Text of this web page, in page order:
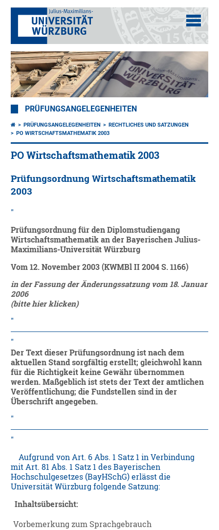
PRÜFUNGSANGELEGENHEITEN
PRÜFUNGSANGELEGENHEITEN
RECHTLICHES UND SATZUNGEN
PO WIRTSCHAFTSMATHEMATIK 2003
PO Wirtschaftsmathematik 2003
Prüfungsordnung Wirtschaftsmathematik
2003
Prüfungsordnung für den Diplomstudiengang
Wirtschaftsmathematik an der Bayerischen Julius-
Maximilians-Universität Würzburg
Vom 12. November 2003 (KWMBl II 2004 S. 1166)
in der Fassung der Änderungssatzung vom 18. Januar
2006
(bitte hier klicken)
Der Text dieser Prüfungsordnung ist nach dem
aktuellen Stand sorgfältig erstellt; gleichwohl kann
für die Richtigkeit keine Gewähr übernommen
werden. Maßgeblich ist stets der Text der amtlichen
Veröffentlichung; die Fundstellen sind in der
Überschrift angegeben.
Aufgrund von Art. 6 Abs. 1 Satz 1 in Verbindung
mit Art. 81 Abs. 1 Satz 1 des Bayerischen
Hochschulgesetzes (BayHSchG) erlässt die
Universität Würzburg folgende Satzung:
Inhaltsübersicht:
Vorbemerkung zum Sprachgebrauch